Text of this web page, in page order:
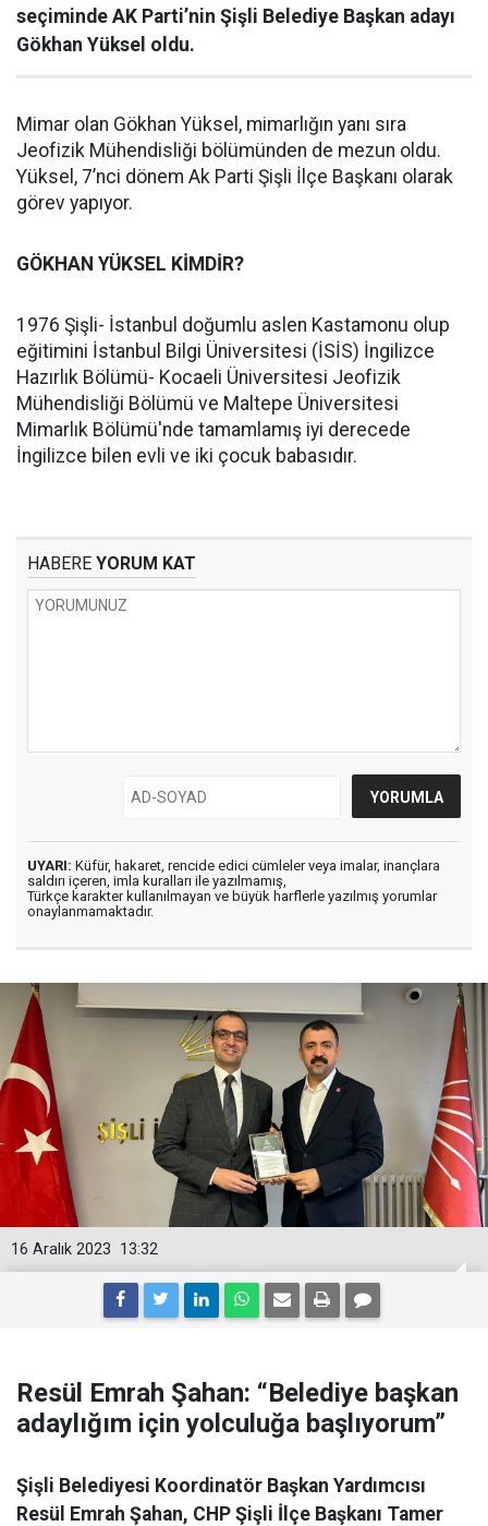
seçiminde AK Parti’nin Şişli Belediye Başkan adayı
Gökhan Yüksel oldu.
Mimar olan Gökhan Yüksel, mimarlığın yanı sıra
Jeofizik Mühendisliği bölümünden de mezun oldu.
Yüksel, 7’nci dönem Ak Parti Şişli İlçe Başkanı olarak
görev yapıyor.
GÖKHAN YÜKSEL KİMDİR?
1976 Şişli- İstanbul doğumlu aslen Kastamonu olup
eğitimini İstanbul Bilgi Üniversitesi (İSİS) İngilizce
Hazırlık Bölümü- Kocaeli Üniversitesi Jeofizik
Mühendisliği Bölümü ve Maltepe Üniversitesi
Mimarlık Bölümü'nde tamamlamış iyi derecede
İngilizce bilen evli ve iki çocuk babasıdır.
HABERE YORUM KAT
UYARI: Küfür, hakaret, rencide edici cümleler veya imalar, inançlara
saldırı içeren, imla kuralları ile yazılmamış,
Türkçe karakter kullanılmayan ve büyük harflerle yazılmış yorumlar
onaylanmamaktadır.
13:32
16 Aralık 2023
Resül Emrah Şahan: “Belediye başkan
adaylığım için yolculuğa başlıyorum”
Şişli Belediyesi Koordinatör Başkan Yardımcısı
Resül Emrah Şahan, CHP Şişli İlçe Başkanı Tamer